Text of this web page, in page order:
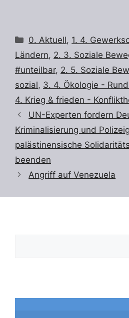
Kategorien
0. Aktuell, 1. 4.
Ländern, 2. 3. Soziale
#unteilbar, 2. 5. Soziale
sozial, 3. 4. Ökologie -
4. Krieg & frieden -
UN-Experten fordern
Kriminalisierung und
palästinensische
beenden
Angriff auf Venezuela